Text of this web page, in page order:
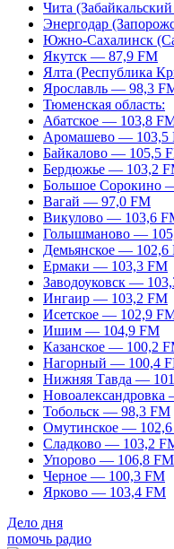
Чита
Энергодар
Южно-Сахалинск
Якутск — 87,9 FM
Ялта (Республика
Ярославль — 98,3
Тюменская область:
Абатское — 103,8
Аромашево — 103,5
Байкалово — 105,5
Бердюжье — 103,2
Большое Сорокино
Вагай — 97,0 FM
Викулово — 103,6
Голышманово —
Демьянское — 102,6
Ермаки — 103,3 FM
Заводоуковск —
Ингаир — 103,2 FM
Исетское — 102,9
Ишим — 104,9 FM
Казанское — 100,2
Нагорный — 100,4
Нижняя Тавда —
Тобольск — 98,3 FM
Омутинское —
Сладково — 103,2
Упорово — 106,8 FM
Черное — 100,3 FM
Ярково — 103,4 FM
Дело дня
помочь радио